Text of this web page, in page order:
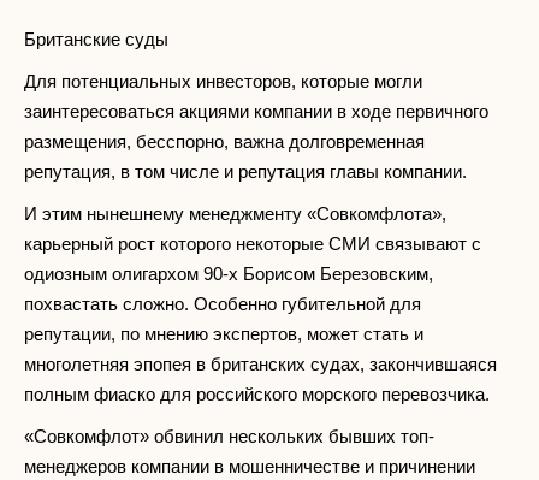
Британские суды
Для потенциальных инвесторов, которые могли
заинтересоваться акциями компании в ходе первичного
размещения, бесспорно, важна долговременная
репутация, в том числе и репутация главы компании.
И этим нынешнему менеджменту «Совкомфлота»,
карьерный рост которого некоторые СМИ связывают с
одиозным олигархом 90-х Борисом Березовским,
похвастать сложно. Особенно губительной для
репутации, по мнению экспертов, может стать и
многолетняя эпопея в британских судах, закончившаяся
полным фиаско для российского морского перевозчика.
«Совкомфлот» обвинил нескольких бывших топ-
менеджеров компании в мошенничестве и причинении